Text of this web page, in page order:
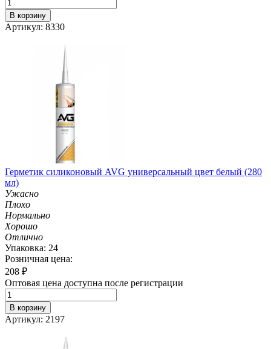
В корзину
Артикул: 8330
Герметик силиконовый AVG универсальный цвет белый (280
мл)
Ужасно
Плохо
Нормально
Хорошо
Отлично
Упаковка: 24
Розничная цена:
208 ₽
Оптовая цена доступна после регистрации
В корзину
Артикул: 2197